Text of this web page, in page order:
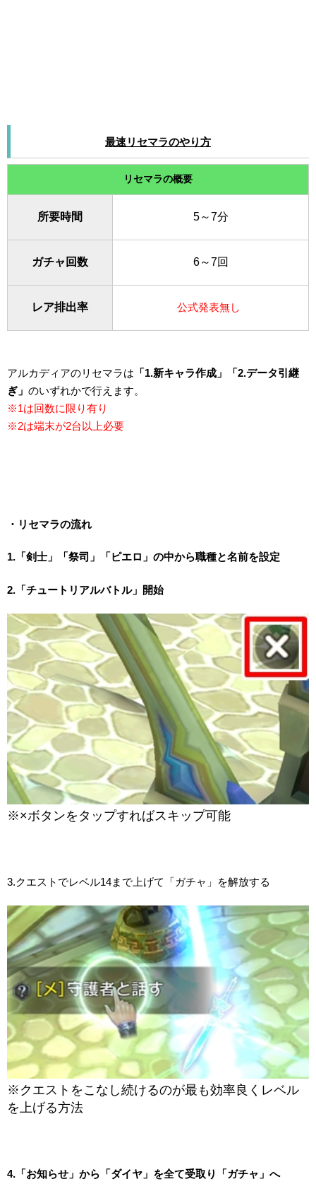
最速リセマラのやり方
リセマラの概要
所要時間 5～7分
ガチャ回数 6～7回
レア排出率 公式発表無し
アルカディアのリセマラは 「1.新キャラ作成」「2.データ引継
ぎ」 のいずれかで行えます。
※1は回数に限り有り
※2は端末が2台以上必要
・リセマラの流れ
1.「剣士」「祭司」「ピエロ」の中から職種と名前を設定
2.「チュートリアルバトル」開始
※×ボタンをタップすればスキップ可能
3.クエストでレベル14まで上げて「ガチャ」を解放する
※クエストをこなし続けるのが最も効率良くレベル
を上げる方法
4.「お知らせ」から「ダイヤ」を全て受取り「ガチャ」へ